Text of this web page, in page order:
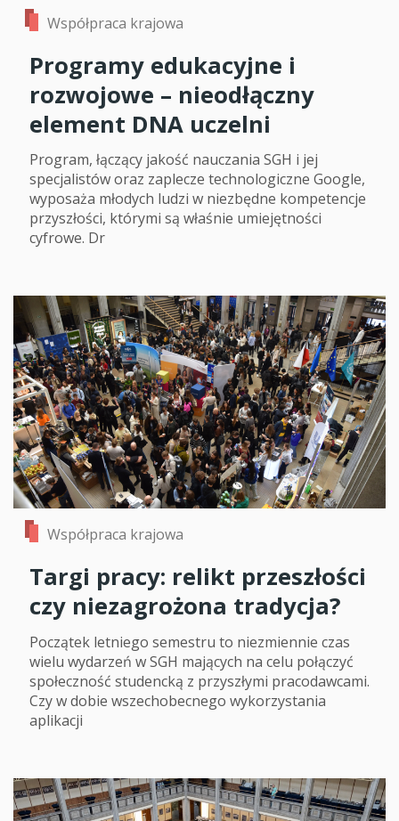
Współpraca krajowa
Programy edukacyjne i
rozwojowe – nieodłączny
element DNA uczelni
Program, łączący jakość nauczania SGH i jej
specjalistów oraz zaplecze technologiczne Google,
wyposaża młodych ludzi w niezbędne kompetencje
przyszłości, którymi są właśnie umiejętności
cyfrowe. Dr
Współpraca krajowa
Targi pracy: relikt przeszłości
czy niezagrożona tradycja?
Początek letniego semestru to niezmiennie czas
wielu wydarzeń w SGH mających na celu połączyć
społeczność studencką z przyszłymi pracodawcami.
Czy w dobie wszechobecnego wykorzystania
aplikacji